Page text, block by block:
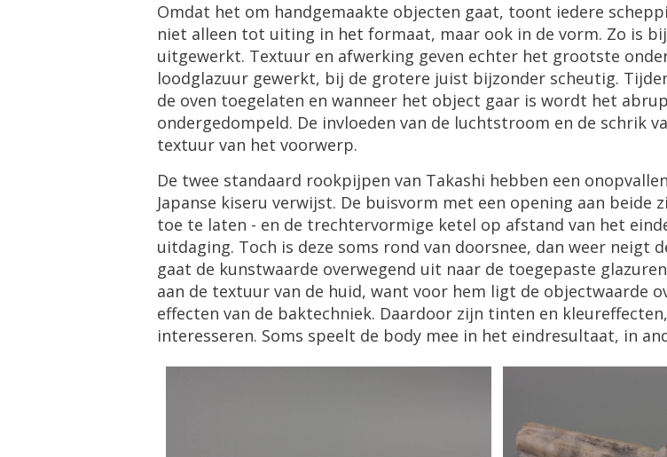
Omdat het om handgemaakte objecten gaat, toont iedere
niet alleen tot uiting in het formaat, maar ook in de vorm. Zo is
uitgewerkt. Textuur en afwerking geven echter het grootste
loodglazuur gewerkt, bij de grotere juist bijzonder scheutig.
de oven toegelaten en wanneer het object gaar is wordt het
ondergedompeld. De invloeden van de luchtstroom en de schrik
textuur van het voorwerp.
De twee standaard rookpijpen van Takashi hebben een
Japanse kiseru verwijst. De buisvorm met een opening aan beide
toe te laten - en de trechtervormige ketel op afstand van het
uitdaging. Toch is deze soms rond van doorsnee, dan weer neigt
gaat de kunstwaarde overwegend uit naar de toegepaste
aan de textuur van de huid, want voor hem ligt de objectwaarde
effecten van de baktechniek. Daardoor zijn tinten en
interesseren. Soms speelt de body mee in het eindresultaat, in